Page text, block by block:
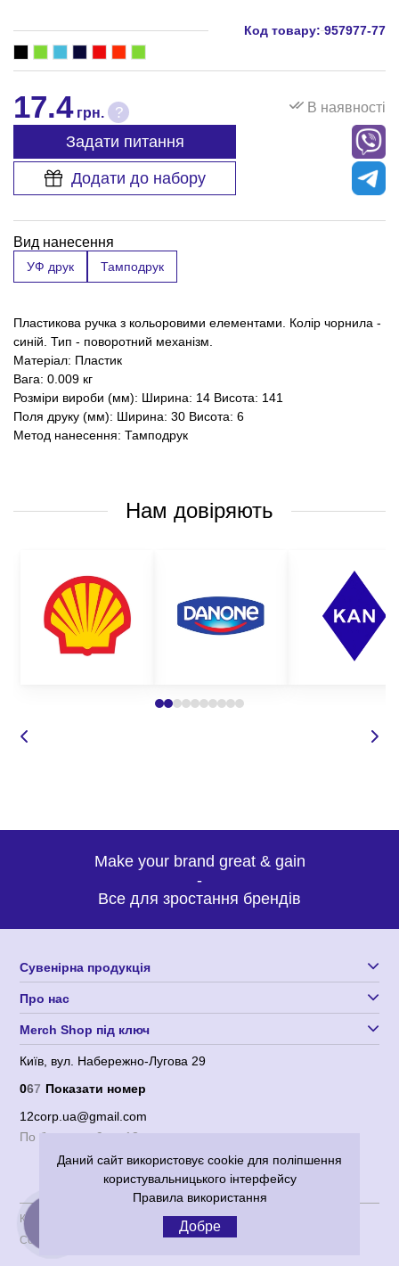
Код товару: 957977-77
17.4грн. ? В наявності
Задати питання
Додати до набору
Вид нанесення
УФ друк Тамподрук
Пластикова ручка з кольоровими елементами. Колір чорнила -
синій. Тип - поворотний механізм.
Матеріал: Пластик
Вага: 0.009 кг
Розміри вироби (мм): Ширина: 14 Висота: 141
Поля друку (мм): Ширина: 30 Висота: 6
Метод нанесення: Тамподрук
Нам довіряють
Make your brand great & gain
-
Все для зростання брендів
Сувенірна продукція
Про нас
Merch Shop під ключ
Київ, вул. Набережно-Лугова 29
067 Показати номер
12corp.ua@gmail.com
По будням с 9 до 18
Користувача угода
Політика конфіденційності
Corporation 12
© 2012-2026 Всі права захищені.
Даний сайт використовує cookie для поліпшення
користувальницького інтерфейсу
Правила використання
Добре